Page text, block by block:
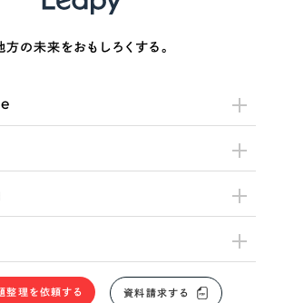
方の未来をおもしろくする。
整理を依頼する 資料請求する